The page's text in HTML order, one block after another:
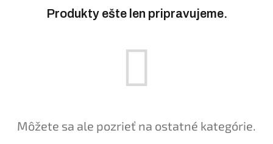
Produkty ešte len pripravujeme.
Môžete sa ale pozrieť na ostatné kategórie.